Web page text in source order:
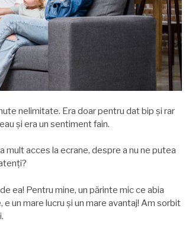
nelimitate. Era doar pentru dat bip şi rar
şi era un sentiment fain.
mult acces la ecrane, despre a nu ne putea
ea! Pentru mine, un părinte mic ce abia
un mare lucru şi un mare avantaj! Am sorbit